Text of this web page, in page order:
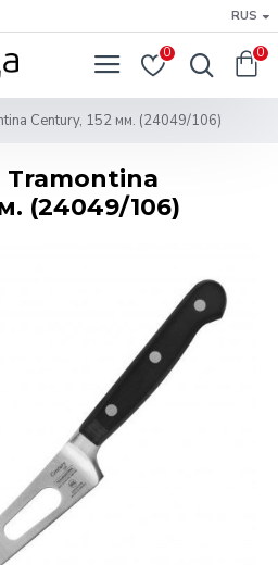
RUS
0 0
Century, 152 мм. (24049/106)
(24049/106)